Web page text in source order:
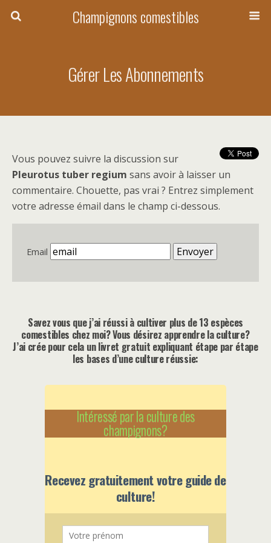
Champignons comestibles
Gérer Les Abonnements
Vous pouvez suivre la discussion sur
Pleurotus tuber regium sans avoir à laisser un
commentaire. Chouette, pas vrai ? Entrez simplement
votre adresse émail dans le champ ci-dessous.
Email
Savez vous que j’ai réussi à cultiver plus de 13 espèces
comestibles chez moi? Vous désirez apprendre la culture?
J’ai crée pour cela un livret gratuit expliquant étape par étape
les bases d’une culture réussie:
Intéressé par la culture des
champignons?
Recevez gratuitement votre guide de
culture!